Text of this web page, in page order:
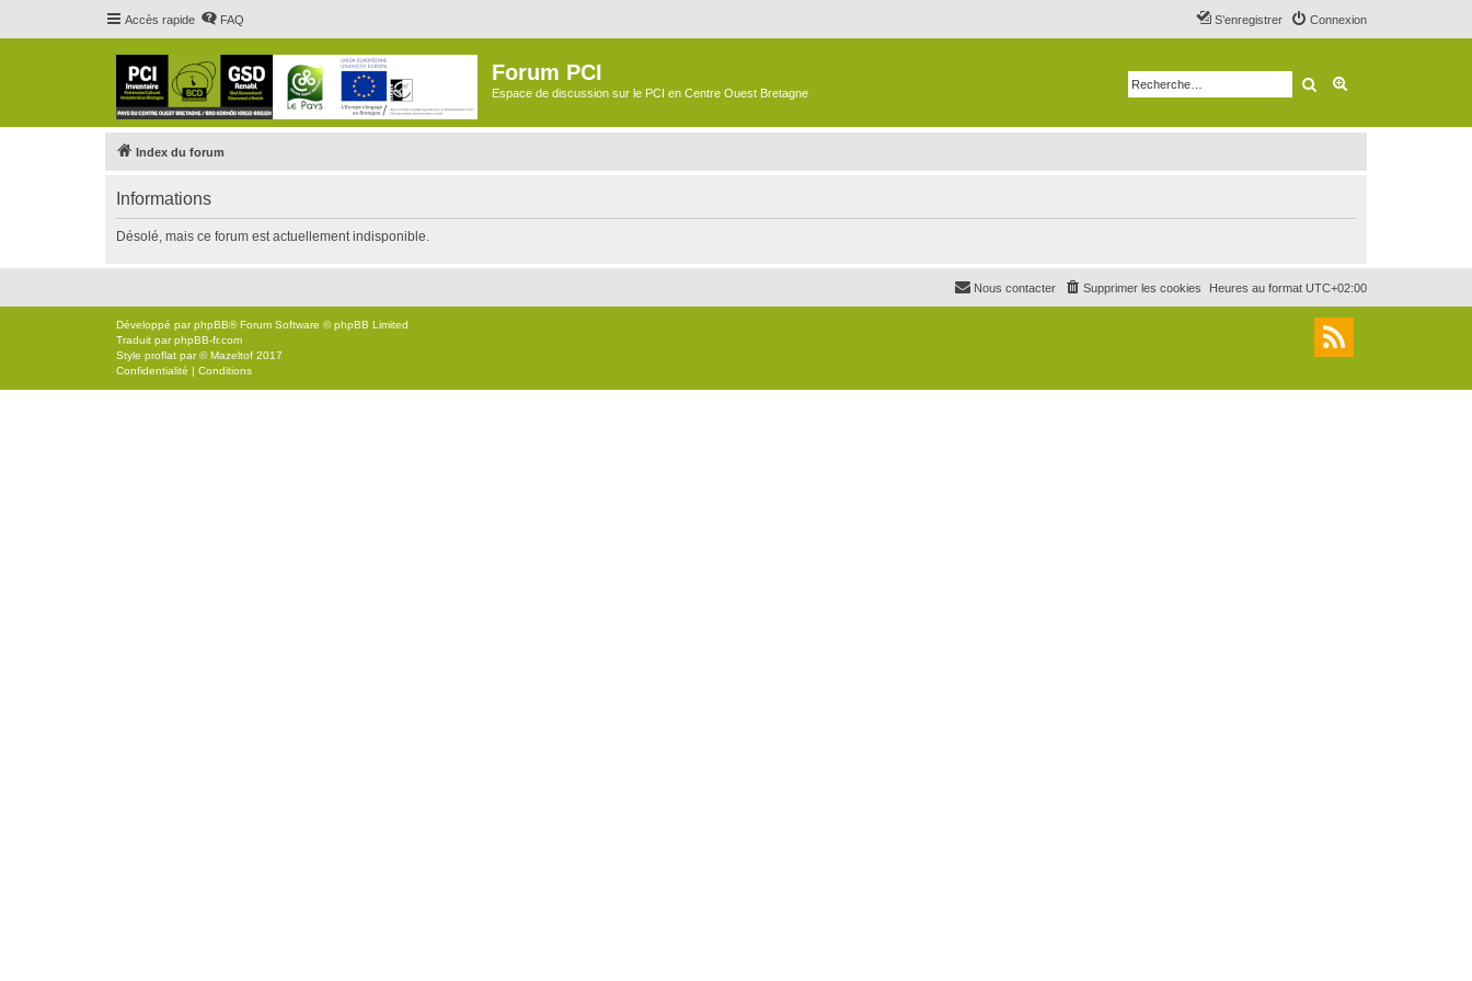
Accès rapide FAQ Connexion
S’enregistrer
Forum PCI
Espace de discussion sur le PCI en Centre Ouest Bretagne Rechercher
Index du forum
Informations
Désolé, mais ce forum est actuellement indisponible.
Heures au format UTC+02:00
Supprimer les cookies
Nous contacter
Développé parphpBB® Forum Software © phpBB Limited
Traduit parphpBB-fr.com
Style proflat par ©Mazeltof 2017
Confidentialité | Conditions